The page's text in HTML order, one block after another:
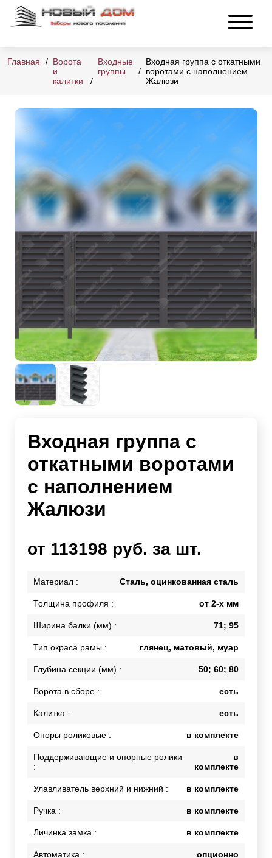
Главная
Ворота
и
калитки
Входные
группы
Входная группа с откатными
воротами с наполнением
Жалюзи
Входная группа с
откатными воротами
с наполнением
Жалюзи
от 113198 руб. за шт.
Материал : Сталь, оцинкованная сталь
Толщина профиля : от 2-х мм
Ширина балки (мм) : 71; 95
Тип окраса рамы : глянец, матовый, муар
Глубина секции (мм) : 50; 60; 80
Ворота в сборе : есть
Калитка : есть
Опоры роликовые : в комплекте
Поддерживающие и опорные ролики
:
в
комплекте
Улавливатель верхний и нижний : в комплекте
Ручка : в комплекте
Личинка замка : в комплекте
Автоматика : опционно